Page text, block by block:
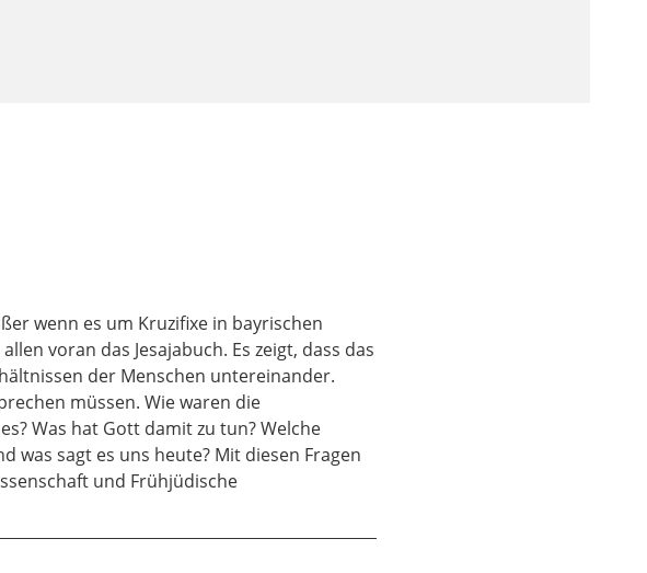
sicher eine Rolle gespielt. Das
Sie kennen vielleicht dieses Bild
Hauptgebäude in New York
an die Vereinten Nationen. Und
Himmel und eine neue Erde. Nicht
Propheten Jesaja.
dazu später mehr. Zunächst einmal,
hilfreich, sich klar zu machen: Was
wenn Sie jemanden auf der Straße
Sie vermutlich die Antwort, das
wenn es um Kruzifixe in bayrischen
voran das Jesajabuch. Es zeigt, dass das
der Menschen untereinander.
müssen. Wie waren die
Was hat Gott damit zu tun? Welche
was sagt es uns heute? Mit diesen Fragen
und Frühjüdische